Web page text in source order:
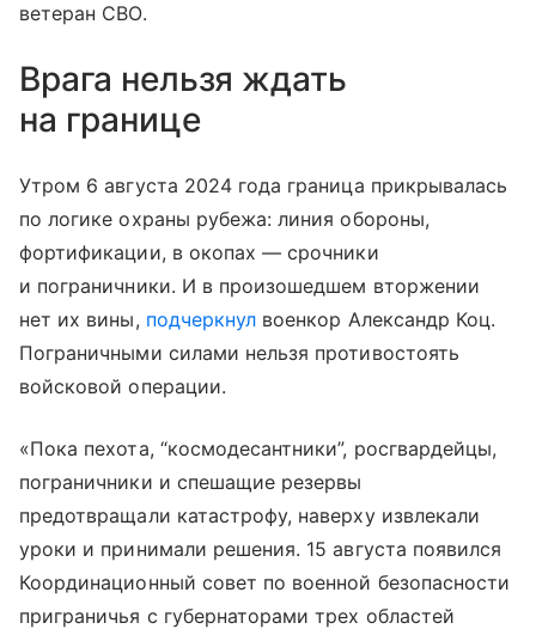
ветеран СВО.
Врага нельзя ждать
на границе
Утром 6 августа 2024 года граница прикрывалась
по логике охраны рубежа: линия обороны,
фортификации, в окопах — срочники
и пограничники. И в произошедшем вторжении
нет их вины, подчеркнул военкор Александр Коц.
Пограничными силами нельзя противостоять
войсковой операции.
«Пока пехота, “космодесантники”, росгвардейцы,
пограничники и спешащие резервы
предотвращали катастрофу, наверху извлекали
уроки и принимали решения. 15 августа появился
Координационный совет по военной безопасности
приграничья с губернаторами трех областей